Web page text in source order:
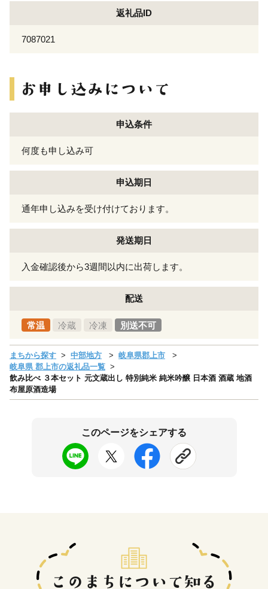
返礼品ID
7087021
申込条件
何度も申し込み可
申込期日
通年申し込みを受け付けております。
発送期日
入金確認後から3週間以内に出荷します。
配送
常温 冷蔵 冷凍 別送不可
まちから探す 中部地方
岐阜県郡上市
岐阜県 郡上市の返礼品一覧
飲み比べ ３本セット 元文蔵出し 特別純米 純米吟醸 日本酒 酒蔵 地酒
布屋原酒造場
このページをシェアする